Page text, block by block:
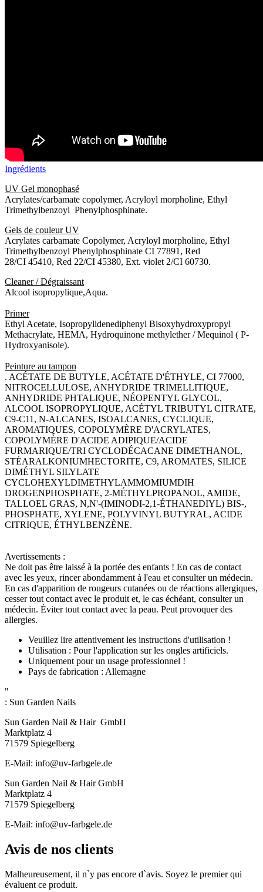
Ingrédients
UV Gel monophasé
Acrylates/carbamate copolymer, Acryloyl morpholine, Ethyl
Trimethylbenzoyl Phenylphosphinate.
Gels de couleur UV
Acrylates carbamate Copolymer, Acryloyl morpholine, Ethyl
Trimethylbenzoyl Phenylphosphinate CI 77891, Red
28/CI 45410, Red 22/CI 45380, Ext. violet 2/CI 60730.
Cleaner / Dégraissant
Alcool isopropylique,Aqua.
Primer
Ethyl Acetate, Isopropylidenediphenyl Bisoxyhydroxypropyl
Methacrylate, HEMA, Hydroquinone methylether / Mequinol ( P-
Hydroxyanisole).
Peinture au tampon
. ACÉTATE DE BUTYLE, ACÉTATE D'ÉTHYLE, CI 77000,
NITROCELLULOSE, ANHYDRIDE TRIMELLITIQUE,
ANHYDRIDE PHTALIQUE, NÉOPENTYL GLYCOL,
ALCOOL ISOPROPYLIQUE, ACÉTYL TRIBUTYL CITRATE,
C9-C11, N-ALCANES, ISOALCANES, CYCLIQUE,
AROMATIQUES, COPOLYMÈRE D'ACRYLATES,
COPOLYMÈRE D'ACIDE ADIPIQUE/ACIDE
FURMARIQUE/TRI CYCLODÉCACANE DIMETHANOL,
STÉARALKONIUMHECTORITE, C9, AROMATES, SILICE
DIMÉTHYL SILYLATE
CYCLOHEXYLDIMETHYLAMMOMIUMDIH
DROGENPHOSPHATE, 2-MÉTHYLPROPANOL, AMIDE,
TALLOEL GRAS, N,N'-(IMINODI-2,1-ÉTHANEDIYL) BIS-,
PHOSPHATE, XYLENE, POLYVINYL BUTYRAL, ACIDE
CITRIQUE, ÉTHYLBENZÈNE.
Avertissements :
Ne doit pas être laissé à la portée des enfants ! En cas de contact
avec les yeux, rincer abondamment à l'eau et consulter un médecin.
En cas d'apparition de rougeurs cutanées ou de réactions allergiques,
cesser tout contact avec le produit et, le cas échéant, consulter un
médecin. Éviter tout contact avec la peau. Peut provoquer des
allergies.
Veuillez lire attentivement les instructions d'utilisation !
Utilisation : Pour l'application sur les ongles artificiels.
Uniquement pour un usage professionnel !
Pays de fabrication : Allemagne
"
: Sun Garden Nails
Sun Garden Nail & Hair GmbH
Marktplatz 4
71579 Spiegelberg
E-Mail: info@uv-farbgele.de
Sun Garden Nail & Hair GmbH
Marktplatz 4
71579 Spiegelberg
E-Mail: info@uv-farbgele.de
Avis de nos clients
Malheureusement, il n`y pas encore d`avis. Soyez le premier qui
évaluent ce produit.